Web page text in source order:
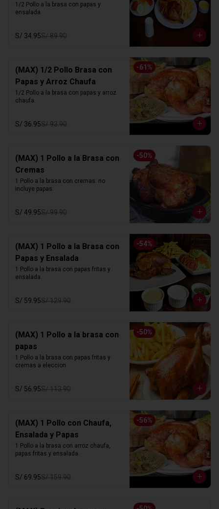
1/2 Pollo a la brasa con papas y
ensalada.
S/ 34.95S/ 89.90
-61 %
(MAX) 1/2 Pollo Brasa con
Papas y Arroz Chaufa
1/2 Pollo a la brasa con papas y arroz
chaufa.
S/ 36.95S/ 93.90
-50%
(MAX) 1 Pollo a la Brasa con
Cremas
1 Pollo a la brasa con cremas. no
incluye papas.
S/ 49.95S/ 99.90
-54%
(MAX) 1 Pollo a la Brasa con
Papas y Ensalada
1 Pollo a la brasa con papas fritas y
ensalada.
S/ 59.95S/ 129.90
-50%
(MAX) 1 Pollo a la brasa con
papas
1 Pollo a la brasa con papas fritas y
cremas a eleccion
S/ 56.95S/ 113.90
-56%
(MAX) 1 Pollo con Chaufa,
Ensalada y Papas
1 Pollo a la brasa con arroz chaufa,
papas fritas y ensalada.
S/ 69.95S/ 159.90